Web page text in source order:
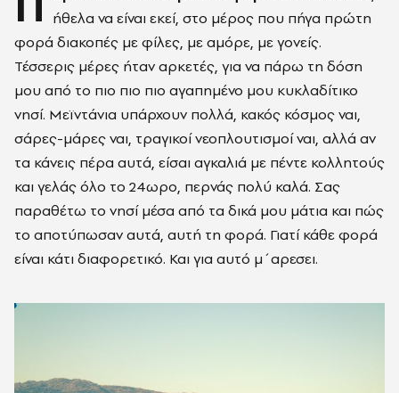
ήθελα να είναι εκεί, στο μέρος που πήγα πρώτη
φορά διακοπές με φίλες, με αμόρε, με γονείς.
Τέσσερις μέρες ήταν αρκετές, για να πάρω τη δόση
μου από το πιο πιο πιο αγαπημένο μου κυκλαδίτικο
νησί. Μεϊντάνια υπάρχουν πολλά, κακός κόσμος ναι,
σάρες-μάρες ναι, τραγικοί νεοπλουτισμοί ναι, αλλά αν
τα κάνεις πέρα αυτά, είσαι αγκαλιά με πέντε κολλητούς
και γελάς όλο το 24ωρο, περνάς πολύ καλά. Σας
παραθέτω το νησί μέσα από τα δικά μου μάτια και πώς
το αποτύπωσαν αυτά, αυτή τη φορά. Γιατί κάθε φορά
είναι κάτι διαφορετικό. Και για αυτό μ´αρεσει.